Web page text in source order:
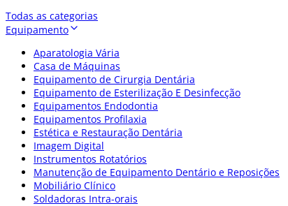
Todas as categorias
Equipamento
Aparatologia Vária
Casa de Máquinas
Equipamento de Cirurgia Dentária
Equipamento de Esterilização E Desinfecção
Equipamentos Endodontia
Equipamentos Profilaxia
Estética e Restauração Dentária
Imagem Digital
Instrumentos Rotatórios
Manutenção de Equipamento Dentário e Reposições
Mobiliário Clínico
Soldadoras Intra-orais